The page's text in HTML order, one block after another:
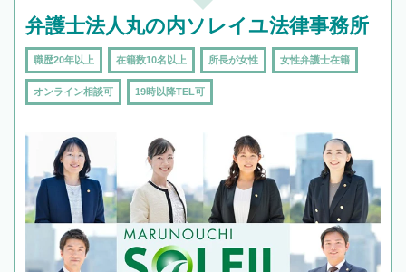
弁護士法人丸の内ソレイユ法律事務所
職歴20年以上 在籍数10名以上 所長が女性 女性弁護士在籍
オンライン相談可 19時以降TEL可